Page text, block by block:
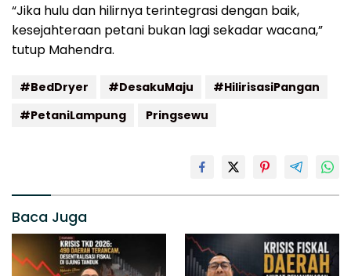
“Jika hulu dan hilirnya terintegrasi dengan baik,
kesejahteraan petani bukan lagi sekadar wacana,”
tutup Mahendra.
#BedDryer #DesakuMaju
#HilirisasiPangan
#PetaniLampung
Pringsewu
Baca Juga